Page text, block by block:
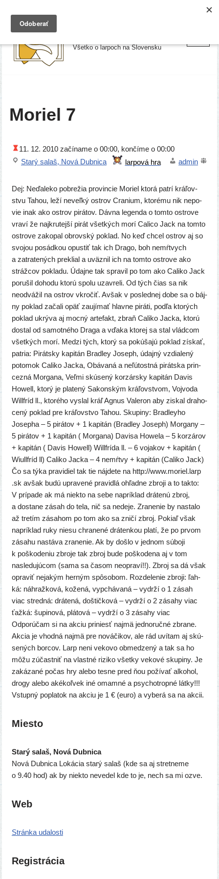
Preskočiť
Všetko o larpoch na Slovensku
Moriel 7
11. 12. 2010 začí­na­me o 00:00, kon­čí­me o 00:00
Starý salaš, Nová Dubnica
admin
Dej: Neďaleko pobre­žia pro­vin­cie Moriel kto­rá pat­rí krá­ľov­
stvu Tahou, leží neveľ­ký ostrov Cranium, kto­ré­mu nik nepo­
vie inak ako ostrov pirá­tov. Dávna legen­da o tom­to ostro­ve
vra­ví že najk­ru­tej­ší pirát všet­kých morí Calico Jack na tom­to
ostro­ve zako­pal obrov­ský poklad. No keď chcel ostrov aj so
svo­jou posád­kou opus­tiť tak ich Drago, boh nemŕt­vych
a zatra­te­ných pre­klial a uväz­nil ich na tom­to ostro­ve ako
stráž­cov pokla­du. Údajne tak spra­vil po tom ako Caliko Jack
poru­šil doho­du kto­rú spo­lu uzav­re­li. Od tých čias sa nik
neod­vá­žil na ostrov vkro­čiť. Avšak v posled­nej dobe sa o báj­
ny poklad zača­li opäť zau­jí­mať hlav­ne pirá­ti, pod­ľa kto­rých
poklad ukrý­va aj moc­ný arte­fakt, zbraň Caliko Jacka, kto­rú
dostal od samot­né­ho Draga a vďa­ka kto­rej sa stal vlád­com
všet­kých morí. Medzi tých, kto­rý sa pokú­ša­jú poklad zís­kať,
pat­ria: Pirátsky kapi­tán Bradley Joseph, údaj­ný vzdia­le­ný
poto­mok Caliko Jacka, Obávaná a neľú­tost­ná pirát­ska prin­
cez­ná Morgana, Veľmi skú­se­ný kor­zár­sky kapi­tán Davis
Howell, kto­rý je pla­te­ný Sakonským krá­ľov­stvom, Vojvoda
Willfríd ll., kto­ré­ho vyslal kráľ Agnus Valeron aby zis­kal dra­ho­
ce­ný poklad pre krá­ľov­stvo Tahou. Skupiny: Bradleyho
Josepha – 5 pirá­tov + 1 kapi­tán (Bradley Joseph) Morgany –
5 pirá­tov + 1 kapi­tán ( Morgana) Davisa Howela – 5 kor­zá­rov
+ kapi­tán ( Davis Howell) Willfrída ll. – 6 voja­kov + kapi­tán (
Wiullfríd ll) Caliko Jacka – 4 nemŕt­vy + kapi­tán (Caliko Jack)
Čo sa týka pra­vi­diel tak tie náj­de­te na http://​www​.moriel​.larp​
.sk avšak budú upra­ve­né pra­vid­lá ohľad­ne zbro­ji a to tak­to:
V prí­pa­de ak má nie­kto na sebe naprí­klad drá­te­nú zbroj,
a dosta­ne zásah do tela, nič sa nede­je. Zranenie by nasta­lo
až tre­tím zása­hom po tom ako sa zni­čí zbroj. Pokiaľ však
naprí­klad ruky nie­su chra­ne­né drá­ten­kou pla­tí, že po prvom
zása­hu nastá­va zra­ne­nie. Ak by doš­lo v jed­nom súbo­ji
k poško­de­niu zbro­je tak zbroj bude poško­de­na aj v tom
nasle­du­jú­com (sama sa časom neop­ra­ví!!). Zbroj sa dá však
opra­viť neja­kým her­ným spô­so­bom. Rozdelenie zbro­ji: ľah­
ká: náh­raž­ko­vá, kože­ná, vypchá­va­ná – vydr­ží o 1 zásah
viac stred­ná: drá­te­ná, doš­tič­ko­vá – vydr­ží o 2 zása­hy viac
ťaž­ká: šupi­no­vá, plá­to­vá – vydr­ží o 3 zása­hy viac
Odporúčam si na akciu pri­niesť naj­mä jed­no­ruč­né zbra­ne.
Akcia je vhod­ná naj­mä pre nová­či­kov, ale rád uví­tam aj skú­
se­ných bor­cov. Larp neni veko­vo obme­dze­ný a tak sa ho
môžu zúčast­niť na vlast­né rizi­ko všet­ky veko­vé sku­pi­ny. Je
zaká­za­né počas hry ale­bo tes­ne pred ňou poží­vať alko­hol,
dro­gy ale­bo aké­koľ­vek iné omam­né a psy­chot­rop­né lát­ky!!!
Vstupný popla­tok na akciu je 1 € (euro) a vybe­rá sa na akcii.
Miesto
Starý salaš, Nová Dubnica
Nová Dubnica Lokácia sta­rý salaš (kde sa aj stret­ne­me
o 9.40 hod) ak by nie­kto neve­del kde to je, nech sa mi ozve.
Web
Stránka uda­los­ti
Registrácia